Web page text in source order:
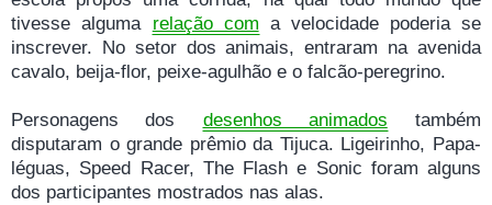
tivesse alguma relação com a velocidade poderia se
inscrever. No setor dos animais, entraram na avenida
cavalo, beija-flor, peixe-agulhão e o falcão-peregrino.
Personagens dos desenhos animados também
disputaram o grande prêmio da Tijuca. Ligeirinho, Papa-
léguas, Speed Racer, The Flash e Sonic foram alguns
dos participantes mostrados nas alas.